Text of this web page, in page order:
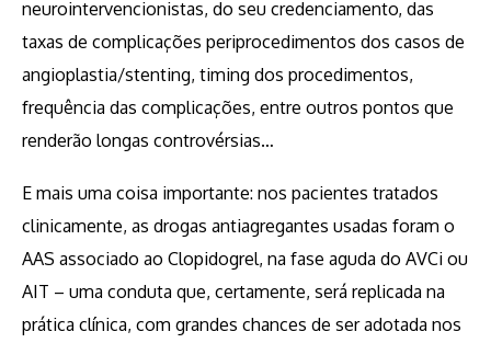
neurointervencionistas, do seu credenciamento, das
taxas de complicações periprocedimentos dos casos de
angioplastia/stenting, timing dos procedimentos,
frequência das complicações, entre outros pontos que
renderão longas controvérsias…
E mais uma coisa importante: nos pacientes tratados
clinicamente, as drogas antiagregantes usadas foram o
AAS associado ao Clopidogrel, na fase aguda do AVCi ou
AIT – uma conduta que, certamente, será replicada na
prática clínica, com grandes chances de ser adotada nos